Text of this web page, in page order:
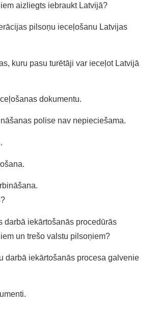
aizliegts iebraukt Latvijā?
pilsoņu ieceļošanu Latvijas
kuru pasu turētāji var ieceļot Latvijā
dokumentu.
polise nav nepieciešama.
darbā iekārtošanās procedūrās
un trešo valstu pilsoņiem?
darbā iekārtošanās procesa galvenie